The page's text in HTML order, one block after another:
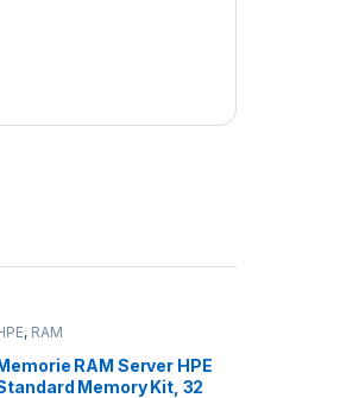
, RAM
RAM Server HPE
Memory Kit, 32